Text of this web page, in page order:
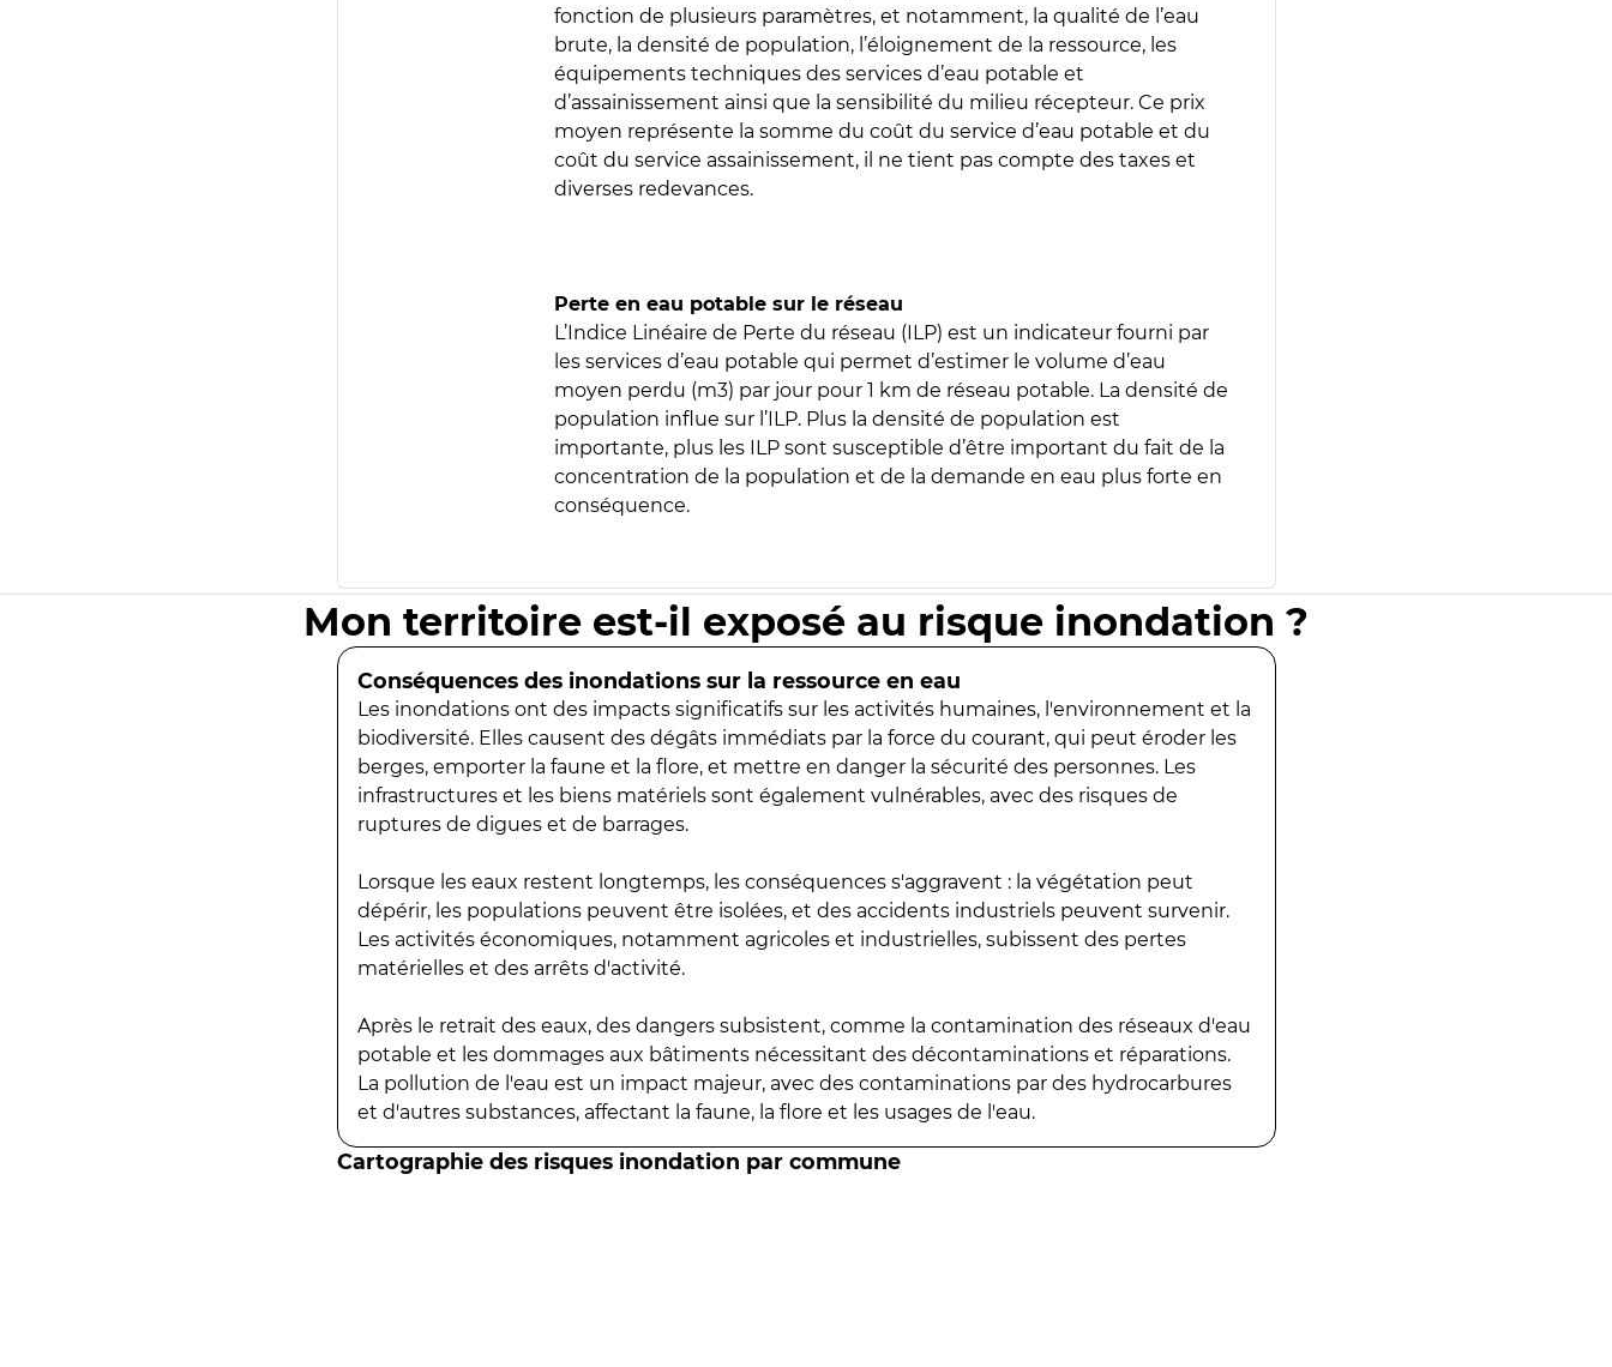
fonction de plusieurs paramètres, et notamment, la qualité de l’eau
brute, la densité de population, l’éloignement de la ressource, les
équipements techniques des services d’eau potable et
d’assainissement ainsi que la sensibilité du milieu récepteur. Ce prix
moyen représente la somme du coût du service d’eau potable et du
coût du service assainissement, il ne tient pas compte des taxes et
diverses redevances.
Perte en eau potable sur le réseau
L’Indice Linéaire de Perte du réseau (ILP) est un indicateur fourni par
les services d’eau potable qui permet d’estimer le volume d’eau
moyen perdu (m3) par jour pour 1 km de réseau potable. La densité de
population influe sur l’ILP. Plus la densité de population est
importante, plus les ILP sont susceptible d’être important du fait de la
concentration de la population et de la demande en eau plus forte en
conséquence.
Mon territoire est-il exposé au risque inondation ?
Conséquences des inondations sur la ressource en eau
Les inondations ont des impacts significatifs sur les activités humaines, l'environnement et la
biodiversité. Elles causent des dégâts immédiats par la force du courant, qui peut éroder les
berges, emporter la faune et la flore, et mettre en danger la sécurité des personnes. Les
infrastructures et les biens matériels sont également vulnérables, avec des risques de
ruptures de digues et de barrages.
Lorsque les eaux restent longtemps, les conséquences s'aggravent : la végétation peut
dépérir, les populations peuvent être isolées, et des accidents industriels peuvent survenir.
Les activités économiques, notamment agricoles et industrielles, subissent des pertes
matérielles et des arrêts d'activité.
Après le retrait des eaux, des dangers subsistent, comme la contamination des réseaux d'eau
potable et les dommages aux bâtiments nécessitant des décontaminations et réparations.
La pollution de l'eau est un impact majeur, avec des contaminations par des hydrocarbures
et d'autres substances, affectant la faune, la flore et les usages de l'eau.
Cartographie des risques inondation par commune